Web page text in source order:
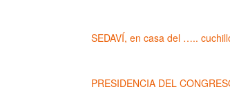
SEDAVÍ, en casa del …..
PRESIDENCIA DEL